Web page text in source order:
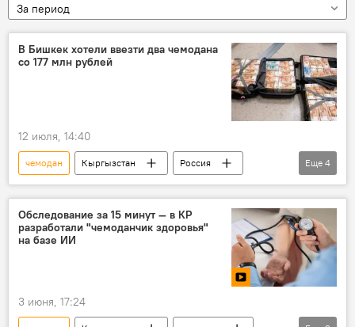
За период
В Бишкек хотели ввезти два чемодана
со 177 млн рублей
12 июля, 14:40
чемодан Кыргызстан
Россия
Бишкек
Махачкала
деньги
Федеральная таможенная служба
Еще 4
Обследование за 15 минут — в КР
разработали "чемоданчик здоровья"
на базе ИИ
3 июня, 17:24